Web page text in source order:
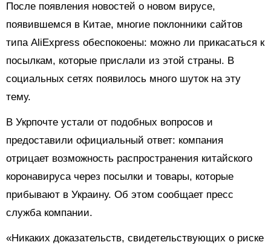
После появления новостей о новом вирусе,
появившемся в Китае, многие поклонники сайтов
типа AliExpress обеспокоены: можно ли прикасаться к
посылкам, которые прислали из этой страны. В
социальных сетях появилось много шуток на эту
тему.
В Укрпочте устали от подобных вопросов и
предоставили официальный ответ: компания
отрицает возможность распространения китайского
коронавируса через посылки и товары, которые
прибывают в Украину. Об этом сообщает пресс
служба компании.
«Никаких доказательств, свидетельствующих о риске